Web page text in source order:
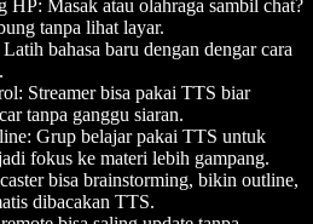
HP: Masak atau olahraga sambil chat?
tanpa lihat layar.
Latih bahasa baru dengan dengar cara
: Streamer bisa pakai TTS biar
tanpa ganggu siaran.
: Grup belajar pakai TTS untuk
fokus ke materi lebih gampang.
bisa brainstorming, bikin outline,
dibacakan TTS.